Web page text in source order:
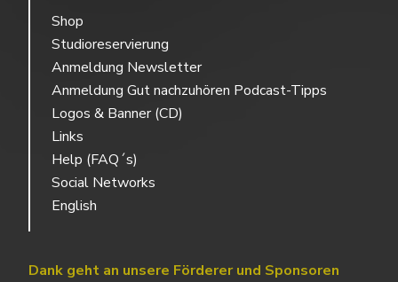
Shop
Studioreservierung
Anmeldung Newsletter
Anmeldung Gut nachzuhören Podcast-Tipps
Logos & Banner (CD)
Links
Help (FAQ´s)
Social Networks
English
Dank geht an unsere Förderer und Sponsoren